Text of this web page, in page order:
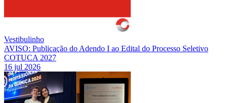
Vestibulinho
AVISO: Publicação do Adendo I ao Edital do Processo Seletivo
COTUCA 2027
16 jul 2026